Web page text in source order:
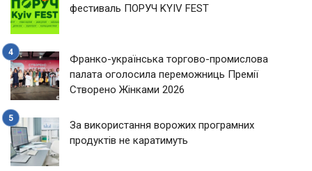
фестиваль ПОРУЧ KYIV FEST
Франко-українська торгово-промислова
палата оголосила переможниць Премії
Створено Жінками 2026
За використання ворожих програмних
продуктів не каратимуть